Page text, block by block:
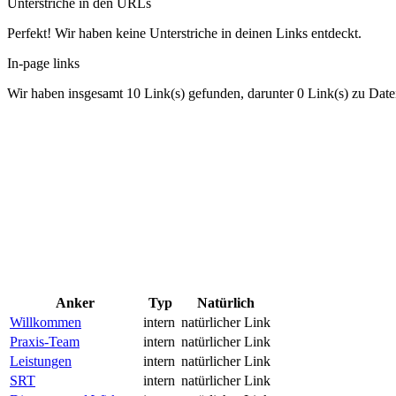
Unterstriche in den URLs
Perfekt! Wir haben keine Unterstriche in deinen Links entdeckt.
In-page links
Wir haben insgesamt 10 Link(s) gefunden, darunter 0 Link(s) zu
Anker Typ
Natürlich
Willkommen
intern natürlicher Link
Praxis-Team
intern natürlicher Link
Leistungen
intern natürlicher Link
SRT
intern natürlicher Link